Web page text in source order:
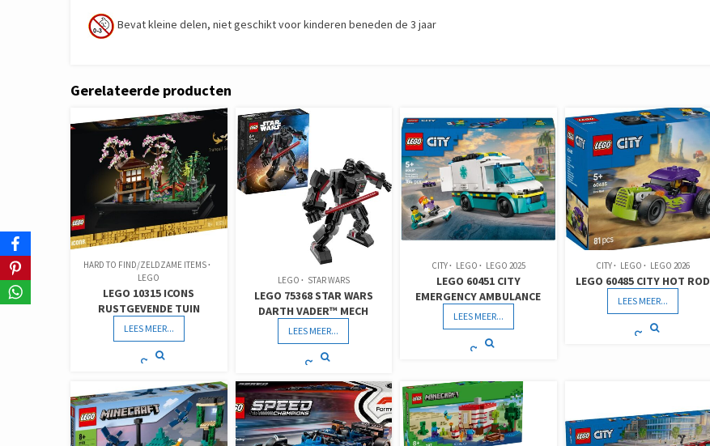
Bevat kleine delen, niet geschikt voor kinderen beneden de 3 jaar
Gerelateerde producten
HARD TO FIND/ZELDZAME ITEMS
LEGO
LEGO 10315 ICONS
RUSTGEVENDE TUIN
LEES MEER...
LEGO STAR WARS
LEGO 75368 STAR WARS
DARTH VADER™ MECH
LEES MEER...
CITY LEGO LEGO 2025
LEGO 60451 CITY
EMERGENCY AMBULANCE
LEES MEER...
CITY LEGO LEGO 2026
LEGO 60485 CITY HOT ROD
LEES MEER...